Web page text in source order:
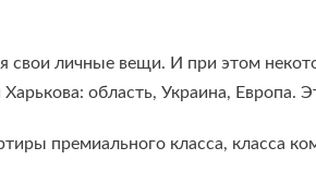
личные вещи. И при этом
область, Украина, Европа.
премиального класса, класса